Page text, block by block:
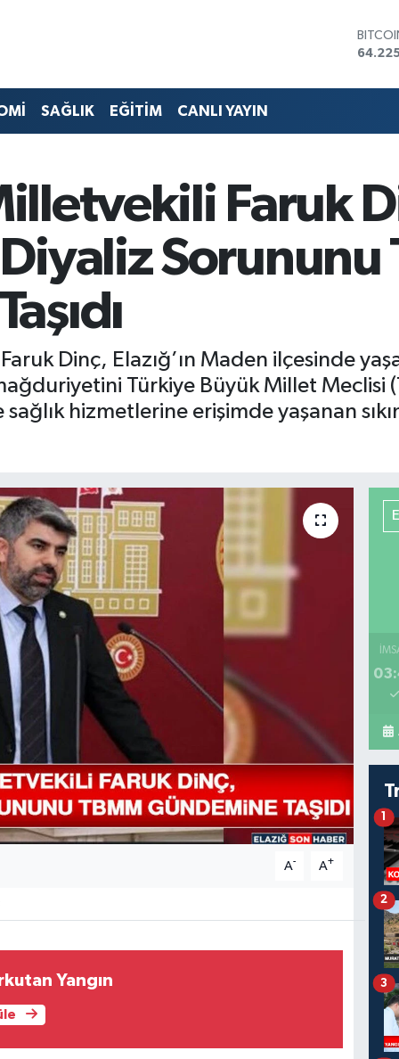
13.799
SAĞLIK EĞİTİM CANLI YAYIN
Faruk
Sorununu
Dinç, Elazığ’ın Maden ilçesinde
Türkiye Büyük Millet Meclisi
hizmetlerine erişimde yaşanan
A- A+
Yangın
1
2
3